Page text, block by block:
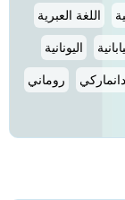
اللغة العبرية
اليونانية
دانماركي روماني